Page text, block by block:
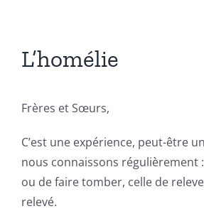
L’homélie
Frères et Sœurs,
C’est une expérience, peut-être
nous connaissons régulièrement
ou de faire tomber, celle de
relevé.